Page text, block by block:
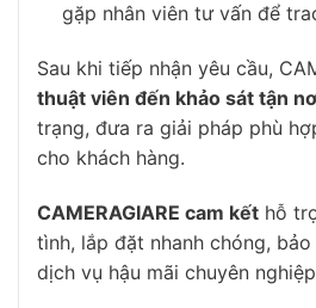
gặp nhân viên tư vấn để
Sau khi tiếp nhận yêu cầu,
thuật viên đến khảo sát tận
trạng, đưa ra giải pháp phù
cho khách hàng.
CAMERAGIARE cam kết hỗ
tình, lắp đặt nhanh chóng, bảo
dịch vụ hậu mãi chuyên